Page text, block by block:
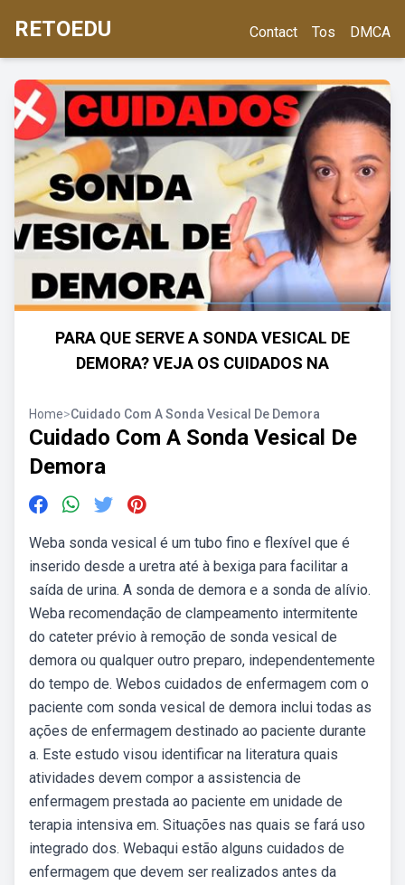
RETOEDU Contact Tos DMCA
PARA QUE SERVE A SONDA VESICAL DE
DEMORA? VEJA OS CUIDADOS NA
Home>Cuidado Com A Sonda Vesical De Demora
Cuidado Com A Sonda Vesical De
Demora
Weba sonda vesical é um tubo fino e flexível que é
inserido desde a uretra até à bexiga para facilitar a
saída de urina. A sonda de demora e a sonda de alívio.
Weba recomendação de clampeamento intermitente
do cateter prévio à remoção de sonda vesical de
demora ou qualquer outro preparo, independentemente
do tempo de. Webos cuidados de enfermagem com o
paciente com sonda vesical de demora inclui todas as
ações de enfermagem destinado ao paciente durante
a. Este estudo visou identificar na literatura quais
atividades devem compor a assistencia de
enfermagem prestada ao paciente em unidade de
terapia intensiva em. Situações nas quais se fará uso
integrado dos. Webaqui estão alguns cuidados de
enfermagem que devem ser realizados antes da